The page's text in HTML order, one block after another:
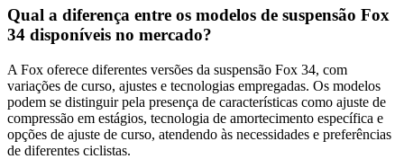
Qual a diferença entre os modelos de suspensão Fox
34 disponíveis no mercado?
A Fox oferece diferentes versões da suspensão Fox 34, com
variações de curso, ajustes e tecnologias empregadas. Os modelos
podem se distinguir pela presença de características como ajuste de
compressão em estágios, tecnologia de amortecimento específica e
opções de ajuste de curso, atendendo às necessidades e preferências
de diferentes ciclistas.